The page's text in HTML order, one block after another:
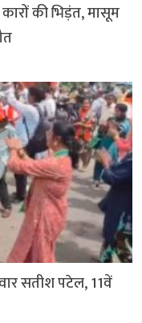
की भिड़ंत, मासूम
सतीश पटेल, 11वें